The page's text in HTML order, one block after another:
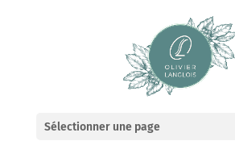
Sélectionner une page